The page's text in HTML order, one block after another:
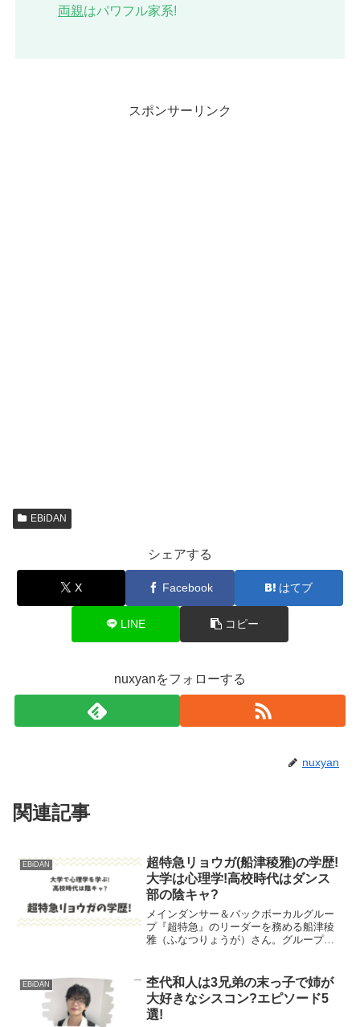
両親はパワフル家系!
スポンサーリンク
EBiDAN
シェアする
X Facebook はてブ
LINE コピー
nuxyanをフォローする
nuxyan
関連記事
EBiDAN
超特急リョウガ(船津稜雅)の学歴!
大学は心理学!高校時代はダンス
部の陰キャ?
メインダンサー＆バックボーカルグルー
プ『超特急』のリーダーを務める船津稜
雅（ふなつりょうが）さん。グループと
を立ち上げる等、活動の幅を広げていま
す。そんなリョウガ...
EBiDAN
杢代和人は3兄弟の末っ子で姉が
大好きなシスコン?エピソード5
選!